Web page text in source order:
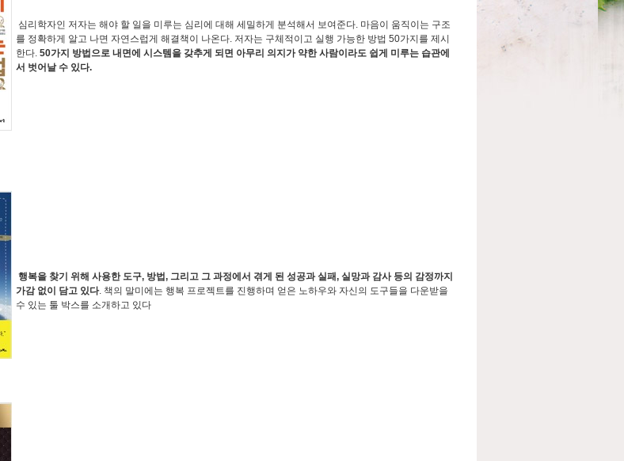
심리학자인 저자는 해야 할 일을 미루는 심리에 대해 세밀하게 분석해서 보여준다. 마음이 움직이는 구조
를 정확하게 알고 나면 자연스럽게 해결책이 나온다. 저자는 구체적이고 실행 가능한 방법 50가지를 제시
한다. 50가지 방법으로 내면에 시스템을 갖추게 되면 아무리 의지가 약한 사람이라도 쉽게 미루는 습관에
서 벗어날 수 있다.
행복을 찾기 위해 사용한 도구, 방법, 그리고 그 과정에서 겪게 된 성공과 실패, 실망과 감사 등의 감정까지
가감 없이 담고 있다. 책의 말미에는 행복 프로젝트를 진행하며 얻은 노하우와 자신의 도구들을 다운받을
수 있는 툴 박스를 소개하고 있다